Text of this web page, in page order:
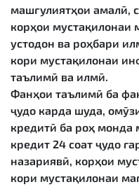
машғулиятҳои амалӣ,
корҳои мустақилонаи
устодон ва роҳбари
кори мустақилонаи
таълимӣ ва илмӣ.
Фанҳои таълимӣ ба
ҷудо карда шуда,
кредитӣ ба роҳ монда
кредит 24 соат ҷудо
назариявӣ, корҳои
кори мустақилонаи